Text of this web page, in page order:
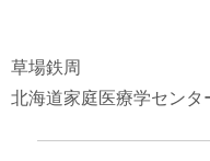
草場鉄周
北海道家庭医療学センタ